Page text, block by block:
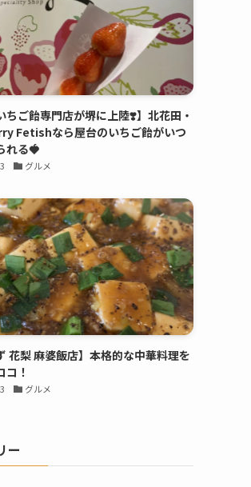
ちご飴専門店が堺に上陸❣️】北花田・
Fetishなら屋台のいちご飴がいつ
れる🍓
グルメ
花梨 麻婆飯店】本格的な中華料理を
コ！
グルメ
ー